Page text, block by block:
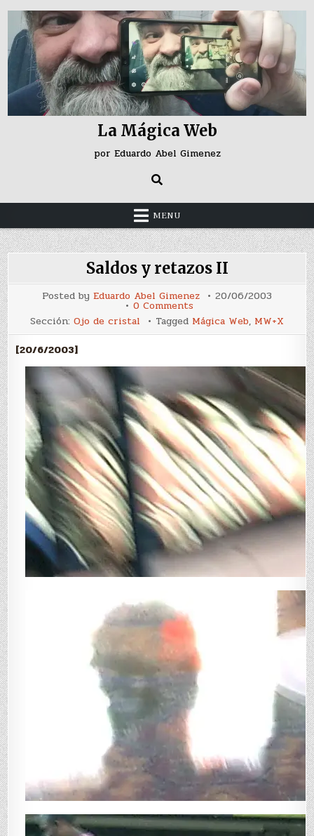
Skip
content
La Mágica Web
por Eduardo Abel Gimenez
MENU
Saldos y retazos II
Posted by Eduardo Abel Gimenez 20/06/2003
0 Commentson
Saldos
y
retazos
Sección: Ojo de cristal Tagged Mágica Web, MW+X
[20/6/2003]